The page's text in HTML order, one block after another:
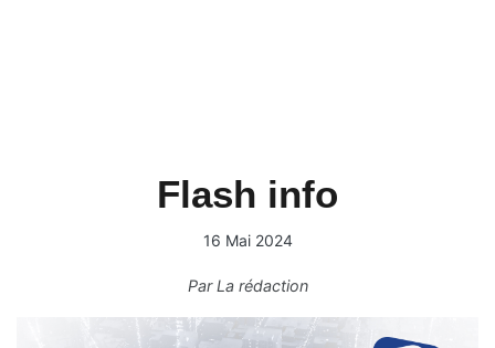
Flash info
16 Mai 2024
ParLa rédaction